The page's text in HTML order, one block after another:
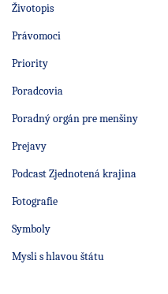
Životopis
Právomoci
Priority
Poradcovia
Poradný orgán pre menšiny
Prejavy
Podcast Zjednotená krajina
Fotografie
Symboly
Mysli s hlavou štátu